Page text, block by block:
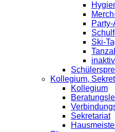
Party-
Ski-
Kollegium,
Kollegium
Sekretariat